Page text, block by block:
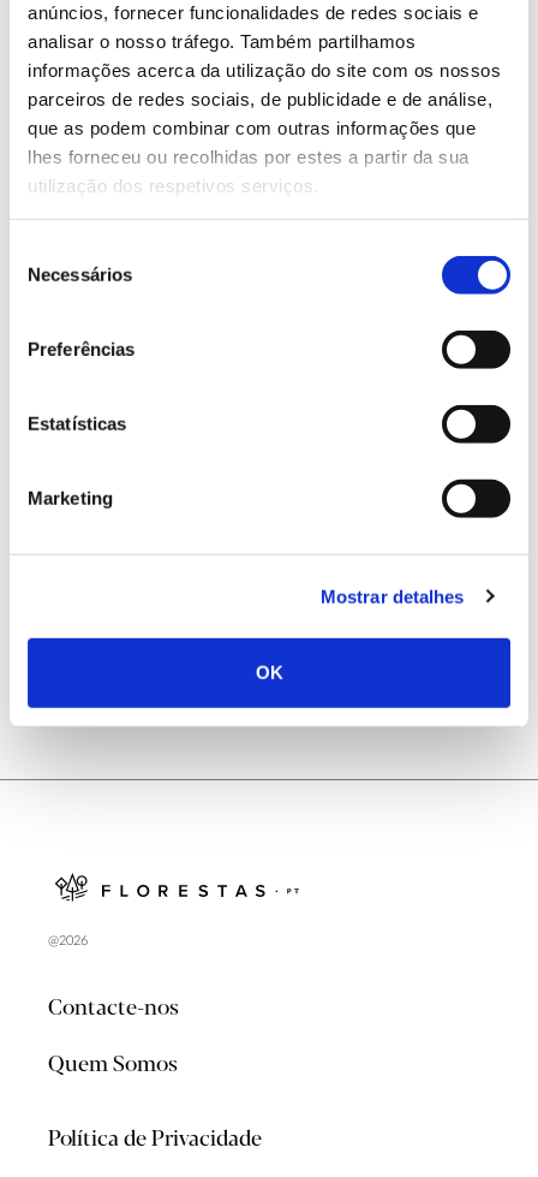
anúncios, fornecer funcionalidades de redes sociais e
analisar o nosso tráfego. Também partilhamos
informações acerca da utilização do site com os nossos
parceiros de redes sociais, de publicidade e de análise,
que as podem combinar com outras informações que
lhes forneceu ou recolhidas por estes a partir da sua
utilização dos respetivos serviços.
Necessários
Preferências
Estatísticas
Marketing
Mostrar detalhes
OK
Saiba mais sobre esta formação
13.07.2026
Genoma do priolo e de outras espécies em risco:
conhecer para conservar
Registar galhas de Trichi em acácia-das-espigas:
25.06.2026
Natureza e florestas procuram jovens voluntários
@2026
Contacte-nos
Quem Somos
Política de Privacidade